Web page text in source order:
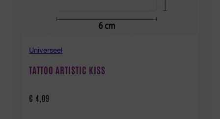
Universeel
TATTOO ARTISTIC KISS
€ 4,09